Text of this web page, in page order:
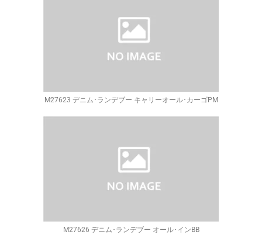
M27623 デニム･ランデブー キャリーオール･カーゴPM
M27626 デニム･ランデブー オール･インBB